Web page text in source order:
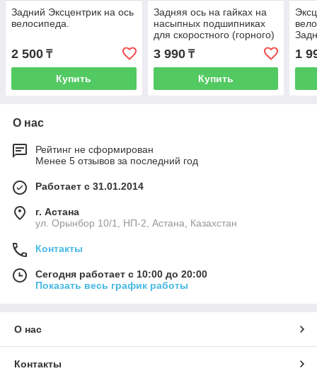
Задний Эксцентрик на ось
велосипеда.
2 500 ₸
Купить
Задняя ось на гайках на
насыпных подшипниках
для скоростного (горного)
трещотку.
3 990₸
Купить
1
О нас
Рейтинг не сформирован
Менее 5 отзывов за последний год
Работает с 31.01.2014
г. Астана
ул. Орынбор 10/1, НП-2, Астана, Казахстан
Контакты
Сегодня работает с 10:00 до 20:00
Показать весь график работы
О нас
Контакты